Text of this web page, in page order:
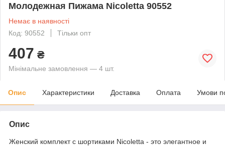
Молодежная Пижама Nicoletta 90552
Немає в наявності
Код: 90552
Тільки опт
407 ₴
Мінімальне замовлення — 4 шт.
Опис Характеристики Доставка Оплата Умови
Опис
Женский комплект с шортиками Nicoletta - это элегантное и